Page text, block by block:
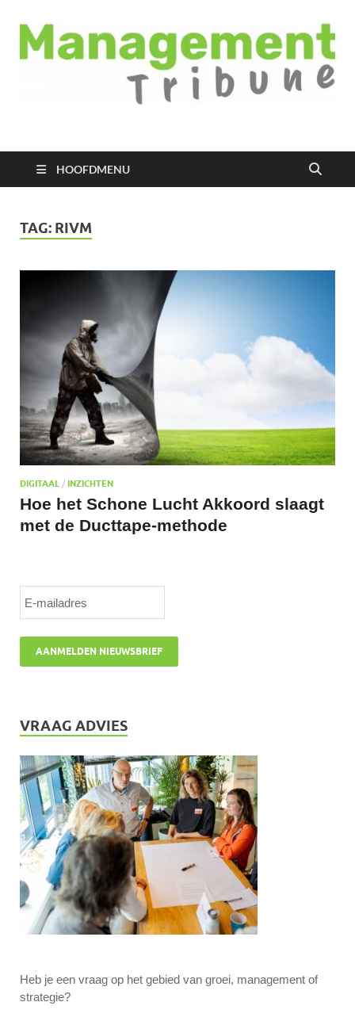
Managementtribune
HOOFDMENU
TAG: RIVM
DIGITAAL / INZICHTEN
Hoe het Schone Lucht Akkoord slaagt
met de Ducttape-methode
VRAAG ADVIES
Heb je een vraag op het gebied van groei, management of
strategie?